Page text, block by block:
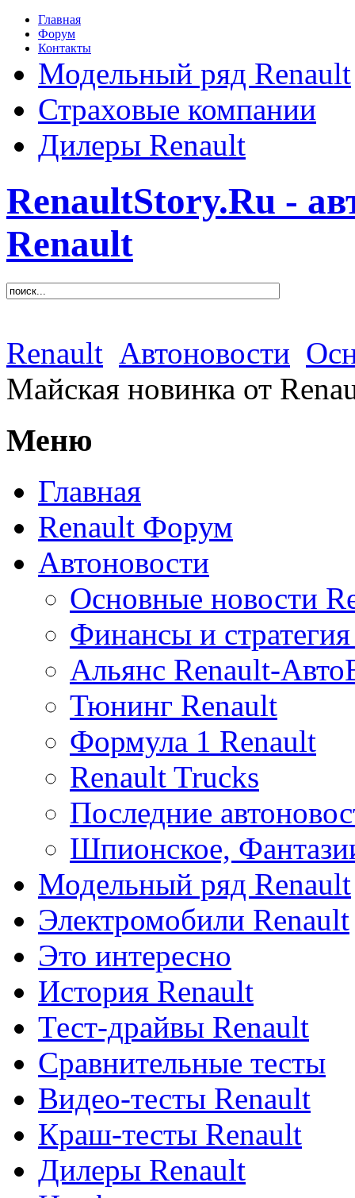
Главная
Форум
Контакты
Модельный ряд Renault
Страховые компании
Дилеры Renault
RenaultStory.Ru -
Renault
Renault Автоновости
Майская новинка от
Меню
Главная
Renault Форум
Автоновости
Основные новости
Финансы и
Альянс Renault-
Тюнинг Renault
Формула 1 Renault
Renault Trucks
Последние
Шпионское,
Модельный ряд Renault
Электромобили Renault
Это интересно
История Renault
Тест-драйвы Renault
Сравнительные тесты
Видео-тесты Renault
Краш-тесты Renault
Дилеры Renault